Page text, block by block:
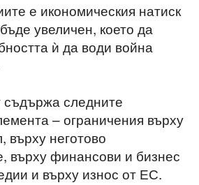
е икономическия натиск
увеличен, което да
ѝ да води война
следните
– ограничения върху
върху неготово
върху финансови и бизнес
и върху износ от ЕС.